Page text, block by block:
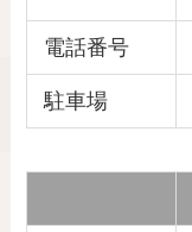
電話番号
駐車場